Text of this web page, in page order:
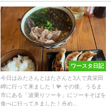
ワースタ日記
今日はみたさんとはたさんと3人で真栄田
岬に行って来ました！🪸 その後、うるま
市にある「波乗りソーキ」にソーキそばを
食べに行ってきました！🍜め...